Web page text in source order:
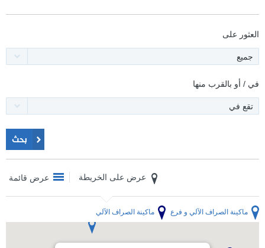
العثور على
جميع
في / أو بالقرب منها
تقع في
بحث
عرض على الخريطة عرض قائمة
ماكينة الصراف الآلي و فرع ماكينة الصراف الآلي